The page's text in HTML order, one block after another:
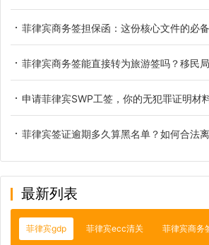
菲律宾商务签担保函：这份核心文件的必
菲律宾商务签能直接转为旅游签吗？移民
申请菲律宾SWP工签，你的无犯罪证明材料真的做对
菲律宾签证逾期多久算黑名单？如何合法
最新列表
菲律宾gdp 菲律宾ecc清关 菲律宾商务